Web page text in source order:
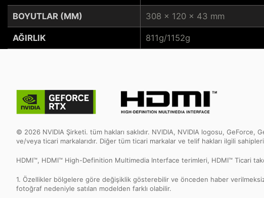
BOYUTLAR (MM)
AĞIRLIK
308 x 120 x 43 mm
811g/1152g
© 2026 NVIDIA Şirketi. tüm hakları saklıdır. NVIDIA, NVIDIA logosu,
ve/veya ticari markalarıdır. Diğer tüm ticari markalar ve telif hakları ilgili
HDMI™, HDMI™ High-Definition Multimedia Interface terimleri, HDMI™ Ticari
1. Özellikler bölgelere göre değişiklik gösterebilir ve önceden haber
fotoğraf nedeniyle satılan modelden farklı olabilir.